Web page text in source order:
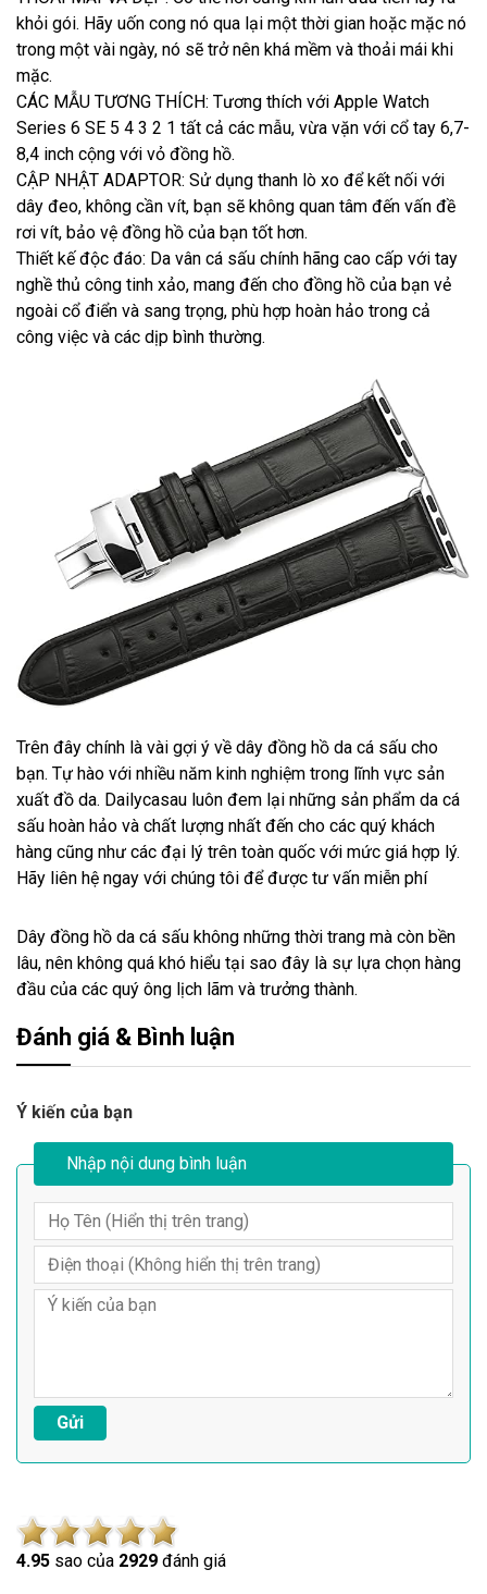
khỏi gói. Hãy uốn cong nó qua lại một thời gian hoặc mặc nó
trong một vài ngày, nó sẽ trở nên khá mềm và thoải mái khi
mặc.
CÁC MẪU TƯƠNG THÍCH: Tương thích với Apple Watch
Series 6 SE 5 4 3 2 1 tất cả các mẫu, vừa vặn với cổ tay 6,7-
8,4 inch cộng với vỏ đồng hồ.
CẬP NHẬT ADAPTOR: Sử dụng thanh lò xo để kết nối với
dây đeo, không cần vít, bạn sẽ không quan tâm đến vấn đề
rơi vít, bảo vệ đồng hồ của bạn tốt hơn.
Thiết kế độc đáo: Da vân cá sấu chính hãng cao cấp với tay
nghề thủ công tinh xảo, mang đến cho đồng hồ của bạn vẻ
ngoài cổ điển và sang trọng, phù hợp hoàn hảo trong cả
công việc và các dịp bình thường.
Trên đây chính là vài gợi ý về dây đồng hồ da cá sấu cho
bạn. Tự hào với nhiều năm kinh nghiệm trong lĩnh vực sản
xuất đồ da. Dailycasau luôn đem lại những sản phẩm da cá
sấu hoàn hảo và chất lượng nhất đến cho các quý khách
hàng cũng như các đại lý trên toàn quốc với mức giá hợp lý.
Hãy liên hệ ngay với chúng tôi để được tư vấn miễn phí
Dây đồng hồ da cá sấu không những thời trang mà còn bền
lâu, nên không quá khó hiểu tại sao đây là sự lựa chọn hàng
đầu của các quý ông lịch lãm và trưởng thành.
Đánh giá & Bình luận
Ý kiến của bạn
Nhập nội dung bình luận
4.95 sao của 2929 đánh giá